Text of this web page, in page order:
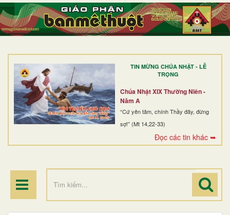
TIN MỪNG CHÚA NHẬT - LỄ
TRỌNG
Chúa Nhật XIX Thường Niên -
Năm A
“Cứ yên tâm, chính Thầy đây, đừng
sợ!” (Mt 14,22-33)
Đọc các tin khác ➥
TRANG NHẤT
GIỚI THIỆU
DÒNG TU
BAN MỤC VỤ
ĐOÀN THỂ CG